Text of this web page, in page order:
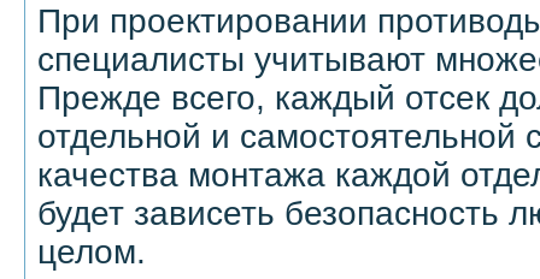
При проектировании
специалисты учитывают
Прежде всего, каждый отсек
отдельной и самостоятельной
качества монтажа каждой
будет зависеть безопасность
целом.